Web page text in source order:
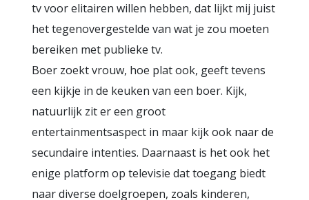
tv voor elitairen willen hebben, dat lijkt mij juist
het tegenovergestelde van wat je zou moeten
bereiken met publieke tv.
Boer zoekt vrouw, hoe plat ook, geeft tevens
een kijkje in de keuken van een boer. Kijk,
natuurlijk zit er een groot
entertainmentsaspect in maar kijk ook naar de
secundaire intenties. Daarnaast is het ook het
enige platform op televisie dat toegang biedt
naar diverse doelgroepen, zoals kinderen,